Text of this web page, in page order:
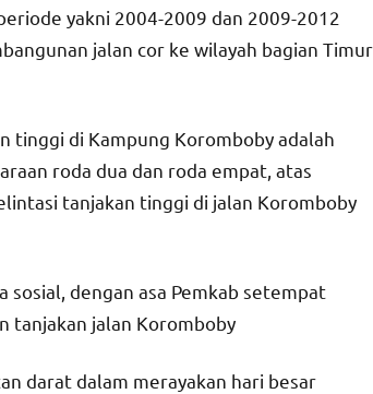
yakni 2004-2009 dan 2009-2012
jalan cor ke wilayah bagian Timur
tinggi di Kampung Koromboby adalah
roda dua dan roda empat, atas
tanjakan tinggi di jalan Koromboby
dengan asa Pemkab setempat
tanjakan jalan Koromboby
darat dalam merayakan hari besar